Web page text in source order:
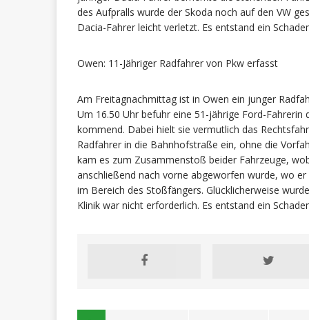
des Aufpralls wurde der Skoda noch auf den VW
Dacia-Fahrer leicht verletzt. Es entstand ein
Owen: 11-Jähriger Radfahrer von Pkw erfasst
Am Freitagnachmittag ist in Owen ein junger
Um 16.50 Uhr befuhr eine 51-jährige Ford-
kommend. Dabei hielt sie vermutlich das
Radfahrer in die Bahnhofstraße ein, ohne die
kam es zum Zusammenstoß beider Fahrzeuge,
anschließend nach vorne abgeworfen wurde, wo
im Bereich des Stoßfängers. Glücklicherweise
Klinik war nicht erforderlich. Es entstand ein